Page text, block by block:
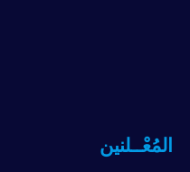
المُعْــلنين